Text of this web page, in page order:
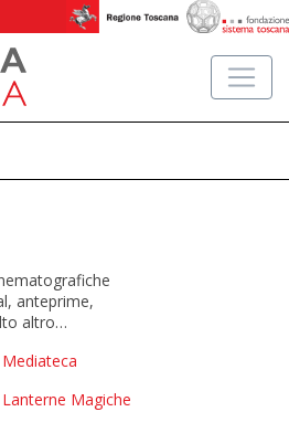
anteprime,
altro…
Magiche